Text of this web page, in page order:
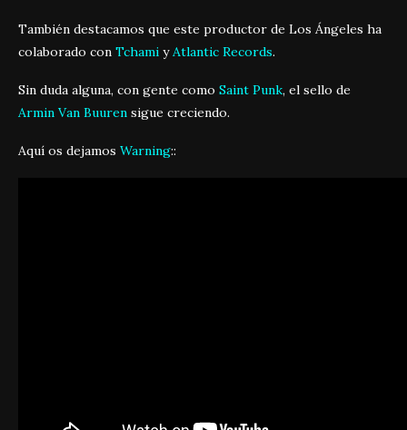
También destacamos que este productor de Los Ángeles ha
colaborado con Tchami yAtlantic Records.
Sin duda alguna, con gente como Saint Punk, el sello de
Armin Van Buuren sigue creciendo.
Aquí os dejamos Warning::